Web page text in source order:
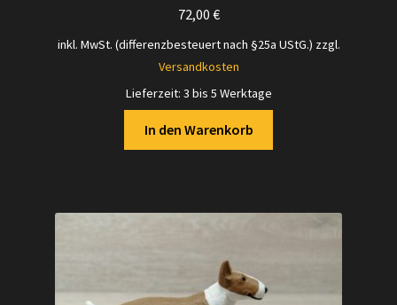
72,00 €
inkl. MwSt. (differenzbesteuert nach §25a UStG.) zzgl.
Versandkosten
Lieferzeit: 3 bis 5 Werktage
In den Warenkorb